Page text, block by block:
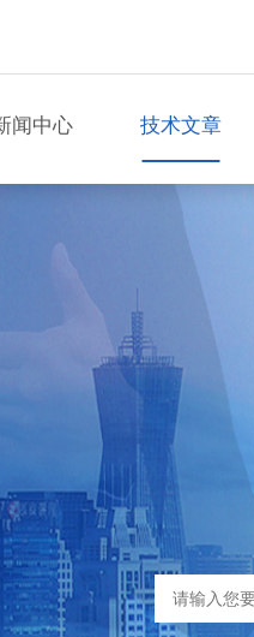
闻中心 技术文章